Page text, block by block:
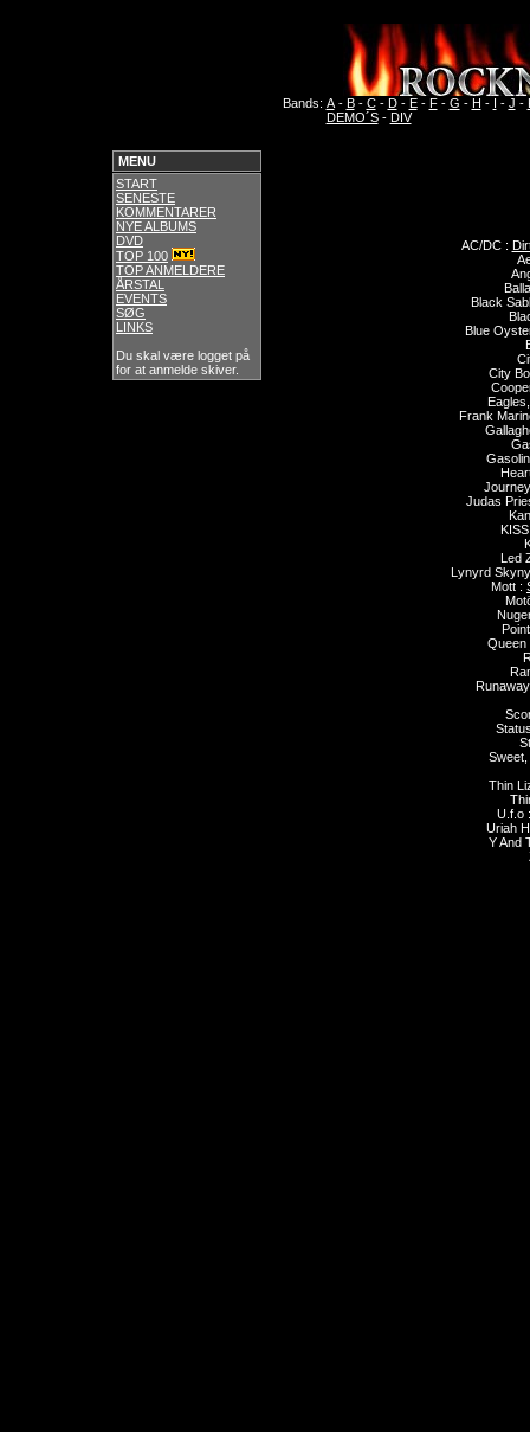
Bands: A- B- C- D- E- F- G - H - I - J -
DEMO´S- DIV
MENU
START
SENESTE
KOMMENTARER
NYE ALBUMS
DVD
TOP 100
TOP ANMELDERE
ÅRSTAL
EVENTS
SØG
LINKS
Du skal være logget på
for at anmelde skiver.
AC/DC :
Black
Blue
City
Frank
Judas
Led
Lynyrd
Mott :
Thin
U.f.o
Uriah
Y And